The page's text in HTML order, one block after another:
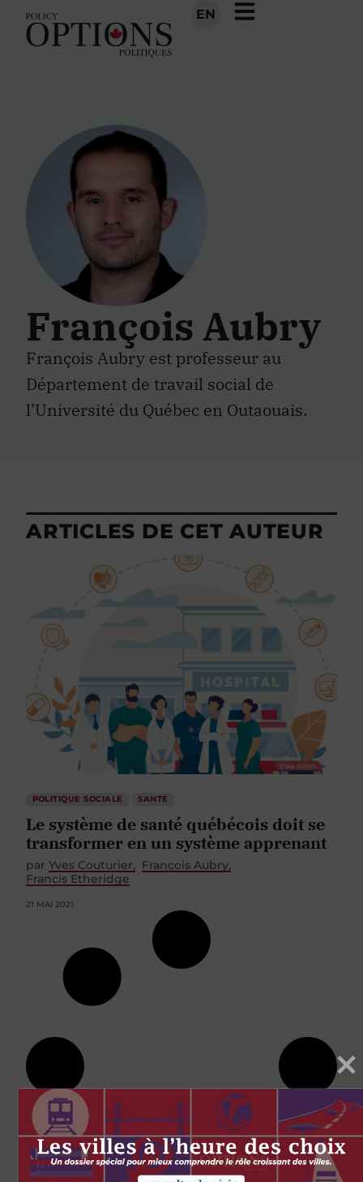
EN
François Aubry
François Aubry est professeur au
Département de travail social de
l’Université du Québec en Outaouais.
ARTICLES DE CET AUTEUR
POLITIQUE SOCIALE SANTÉ
Le système de santé québécois doit se
transformer en un système apprenant
par Yves Couturier
François Aubry
Francis Etheridge
21 MAI 2021